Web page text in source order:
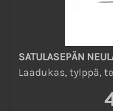
SATULASEPÄN
Laadukas, tylppä,